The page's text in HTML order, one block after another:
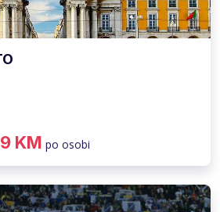
KM po osobi